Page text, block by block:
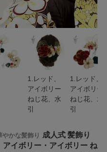
1.レッド、
アイボリー
ねじ花、水
引
1.レッド、
アイボリー
ねじ花、水
引
かな髪飾り
成人式 髪飾り
イボリー・アイボリー ね